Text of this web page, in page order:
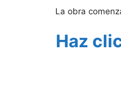
La obra
Haz